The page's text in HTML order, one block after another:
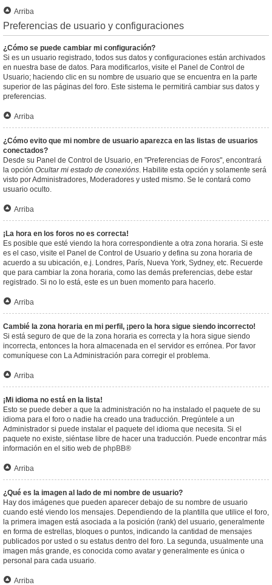
Arriba
Preferencias de usuario y configuraciones
¿Cómo se puede cambiar mi configuración?
Si es un usuario registrado, todos sus datos y configuraciones están archivados
en nuestra base de datos. Para modificarlos, visite el Panel de Control de
Usuario; haciendo clic en su nombre de usuario que se encuentra en la parte
superior de las páginas del foro. Este sistema le permitirá cambiar sus datos y
preferencias.
Arriba
¿Cómo evito que mi nombre de usuario aparezca en las listas de usuarios
conectados?
Desde su Panel de Control de Usuario, en "Preferencias de Foros", encontrará
la opción Ocultar mi estado de conexións. Habilite esta opción y solamente será
visto por Administradores, Moderadores y usted mismo. Se le contará como
usuario oculto.
Arriba
¡La hora en los foros no es correcta!
Es posible que esté viendo la hora correspondiente a otra zona horaria. Si este
es el caso, visite el Panel de Control de Usuario y defina su zona horaria de
acuerdo a su ubicación, e.j. Londres, París, Nueva York, Sydney, etc. Recuerde
que para cambiar la zona horaria, como las demás preferencias, debe estar
registrado. Si no lo está, este es un buen momento para hacerlo.
Arriba
Cambié la zona horaria en mi perfil, ¡pero la hora sigue siendo incorrecto!
Si está seguro de que de la zona horaria es correcta y la hora sigue siendo
incorrecta, entonces la hora almacenada en el servidor es errónea. Por favor
comuníquese con La Administración para corregir el problema.
Arriba
¡Mi idioma no está en la lista!
Esto se puede deber a que la administración no ha instalado el paquete de su
idioma para el foro o nadie ha creado una traducción. Pregúntele a un
Administrador si puede instalar el paquete del idioma que necesita. Si el
paquete no existe, siéntase libre de hacer una traducción. Puede encontrar más
información en el sitio web de phpBB®
Arriba
¿Qué es la imagen al lado de mi nombre de usuario?
Hay dos imágenes que pueden aparecer debajo de su nombre de usuario
cuando esté viendo los mensajes. Dependiendo de la plantilla que utilice el foro,
la primera imagen está asociada a la posición (rank) del usuario, generalmente
en forma de estrellas, bloques o puntos, indicando la cantidad de mensajes
publicados por usted o su estatus dentro del foro. La segunda, usualmente una
imagen más grande, es conocida como avatar y generalmente es única o
personal para cada usuario.
Arriba